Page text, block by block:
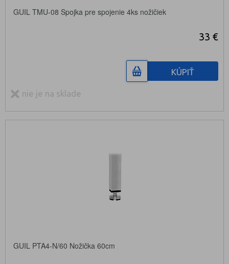
GUIL TMU-08 Spojka pre spojenie 4ks nožičiek
33 €
KÚPIŤ
nie je na sklade
GUIL PTA4-N/60 Nožička 60cm